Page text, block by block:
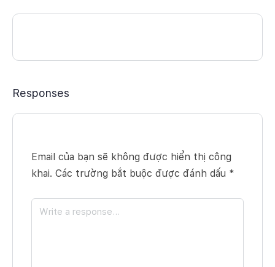
Responses
Email của bạn sẽ không được hiển thị công
khai. Các trường bắt buộc được đánh dấu *